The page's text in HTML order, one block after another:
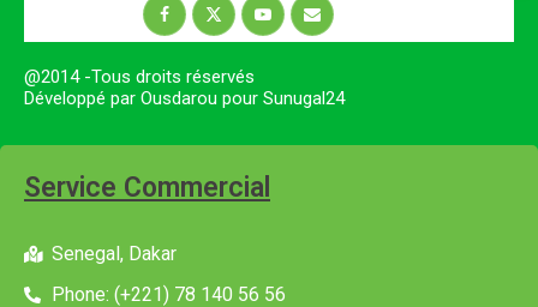
@2014 -Tous droits réservés
Développé par Ousdarou pour Sunugal24
Service Commercial
Senegal, Dakar
Phone: (+221) 78 140 56 56